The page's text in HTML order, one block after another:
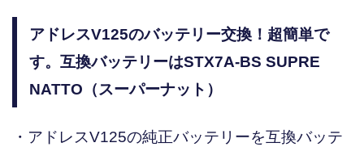
アドレスV125のバッテリー交換！超簡単で
す。互換バッテリーはSTX7A-BS SUPRE
NATTO（スーパーナット）
・アドレスV125の純正バッテリーを互換バッテ